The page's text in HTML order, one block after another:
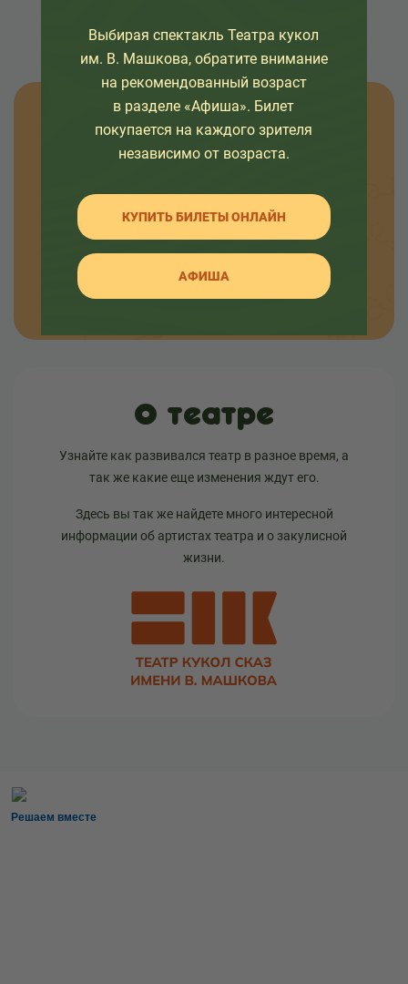
Узнавайте новости
о премьерах спектаклей, наших проектах и
интересных событиях в жизни театра.
О театре
Узнайте как развивался театр в разное время, а
так же какие еще изменения ждут его.
Здесь вы так же найдете много интересной
информации об артистах театра и о закулисной
жизни.
Решаем вместе
Выбирая спектакль Театра кукол
им. В. Машкова, обратите внимание
на рекомендованный возраст
в разделе «Афиша». Билет
покупается на каждого зрителя
независимо от возраста.
КУПИТЬ БИЛЕТЫ ОНЛАЙН
АФИША